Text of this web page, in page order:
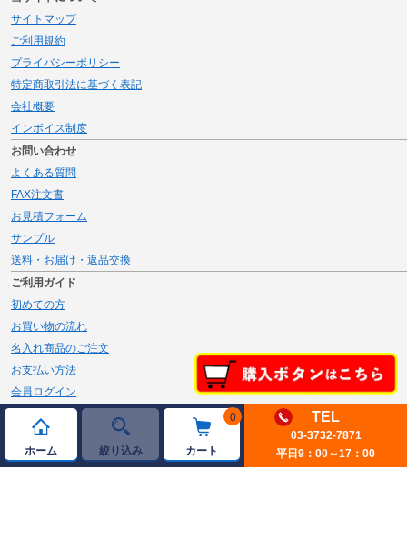
ホーム 絞り込み
0
カート
TEL
03-3732-7871
平日9：00～17：00
サイトマップ
ご利用規約
プライバシーポリシー
特定商取引法に基づく表記
会社概要
インボイス制度
お問い合わせ
よくある質問
FAX注文書
お見積フォーム
サンプル
送料・お届け・返品交換
ご利用ガイド
初めての方
お買い物の流れ
名入れ商品のご注文
お支払い方法
会員ログイン
メルマガ登録
新規会員登録
ページトップへ